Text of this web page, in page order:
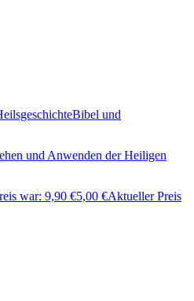
Bibel und
und Anwenden der Heiligen
war: 9,90 €5,00 €Aktueller Preis